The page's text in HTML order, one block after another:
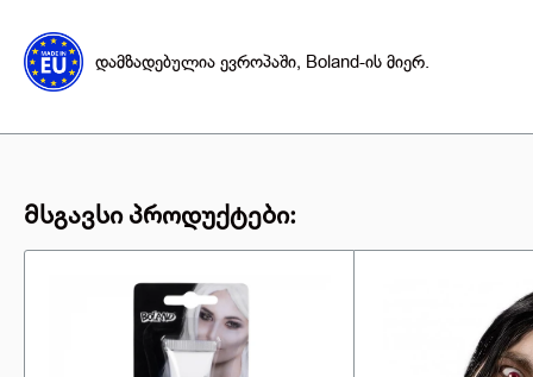
დამზადებულია ევროპაში, Boland-ის მიერ.
მსგავსი პროდუქტები: